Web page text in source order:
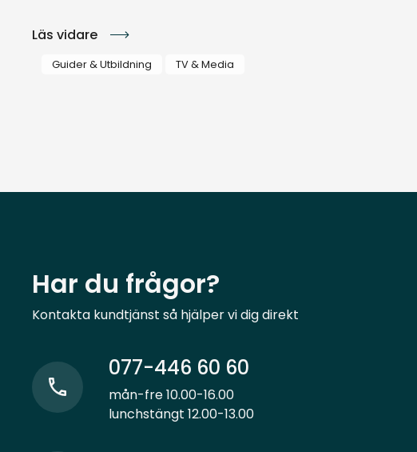
Läs vidare
Guider & Utbildning TV & Media
Har du frågor?
Kontakta kundtjänst så hjälper vi dig direkt
077-446 60 60
mån-fre 10.00-16.00
lunchstängt 12.00-13.00